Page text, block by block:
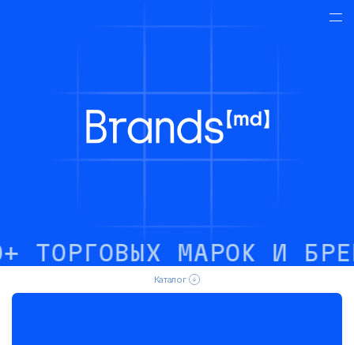
МАРОК И
Каталог